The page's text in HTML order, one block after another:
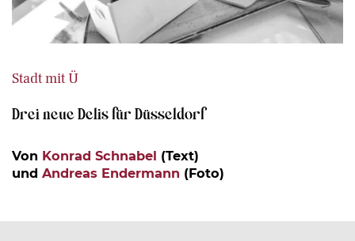
Stadt mit Ü
Drei neue Delis für Düsseldorf
Von Konrad Schnabel (Text)
und Andreas Endermann (Foto)